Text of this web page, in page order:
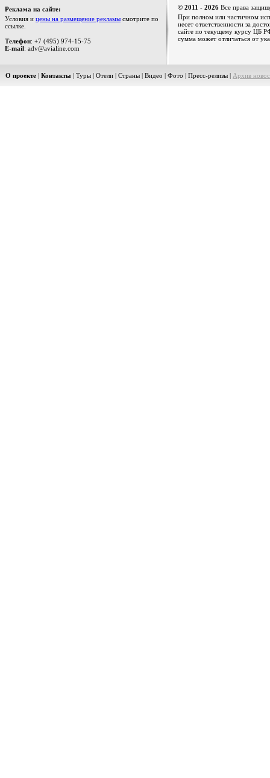
Реклама на сайте:
Условия и цены на размещение рекламы смотрите по
ссылке.
Телефон: +7 (495) 974-15-75
E-mail: adv@avialine.com
© 2011 - 2026 Все права
При полном или частичном
несет ответственности за
сайте по текущему курсу ЦБ
сумма может отличаться от
О проекте | Контакты | Туры | Отели | Страны | Видео | Фото | Пресс-релизы | Архив